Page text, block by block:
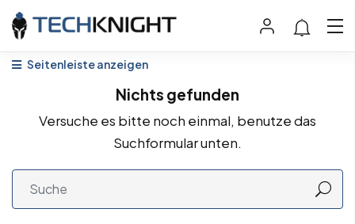
Seitenleiste anzeigen
Nichts gefunden
Versuche es bitte noch einmal, benutze das
Suchformular unten.